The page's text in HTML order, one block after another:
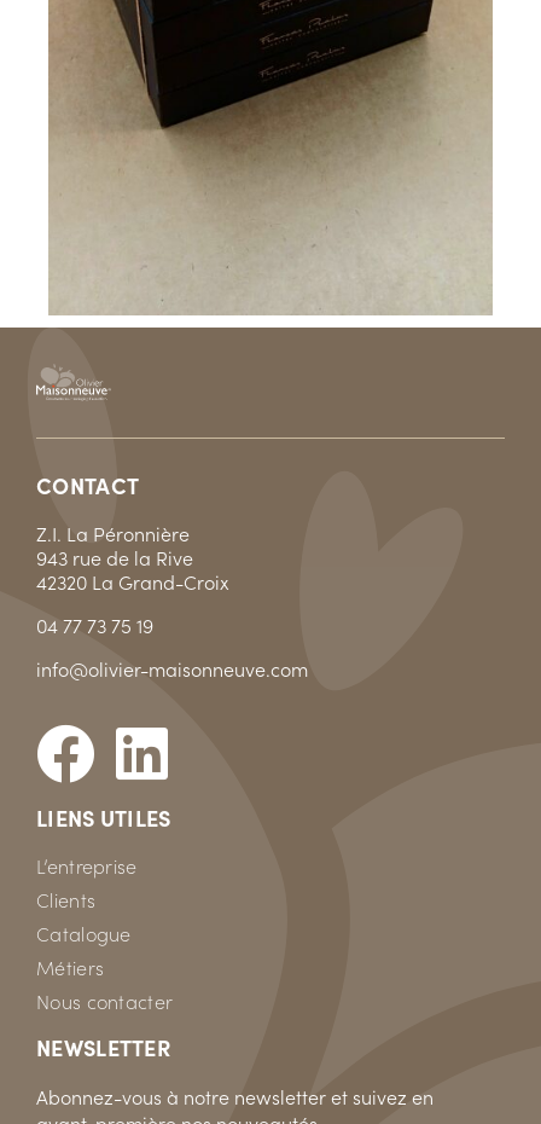
CONTACT
Z.I. La Péronnière
943 rue de la Rive
42320 La Grand-Croix
04 77 73 75 19
info@olivier-maisonneuve.com
LIENS UTILES
L’entreprise
Clients
Catalogue
Métiers
Nous contacter
NEWSLETTER
Abonnez-vous à notre newsletter et suivez en